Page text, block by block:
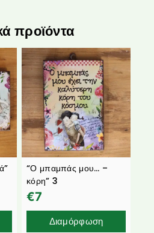
προϊόντα
“Ο μπαμπάς μου… –
κόρη” 3
€7
Διαμόρφωση